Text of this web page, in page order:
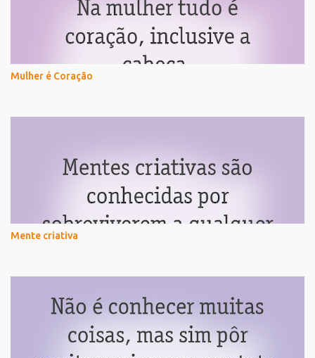
Mulher é Coração
Mente criativa